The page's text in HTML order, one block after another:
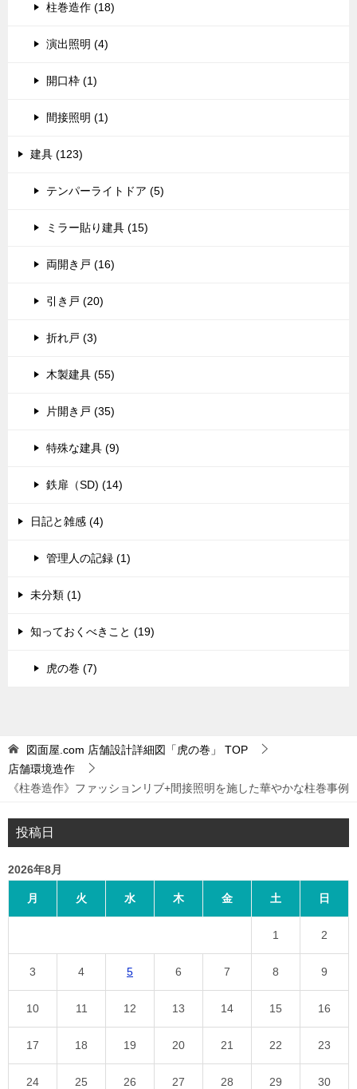
柱巻造作 (18)
演出照明 (4)
開口枠 (1)
間接照明 (1)
建具 (123)
テンパーライトドア (5)
ミラー貼り建具 (15)
両開き戸 (16)
引き戸 (20)
折れ戸 (3)
木製建具 (55)
片開き戸 (35)
特殊な建具 (9)
鉄扉（SD) (14)
日記と雑感 (4)
管理人の記録 (1)
未分類 (1)
知っておくべきこと (19)
虎の巻 (7)
図面屋.com 店舗設計詳細図「虎の巻」
TOP
店舗環境造作
《柱巻造作》ファッションリブ+間接照明を施した華やかな柱巻事例
投稿日
2026年8月
月 火 水 木 金 土 日
1 2
3 4 5 6 7 8 9
10 11 12 13 14 15 16
17 18 19 20 21 22 23
24 25 26 27 28 29 30